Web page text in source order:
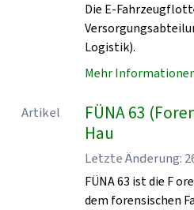
Die E-
Logistik).
Mehr
Artikel
FÜNA 63
Hau
Letzte Änderung:
FÜNA 63 ist die F
dem forensischen